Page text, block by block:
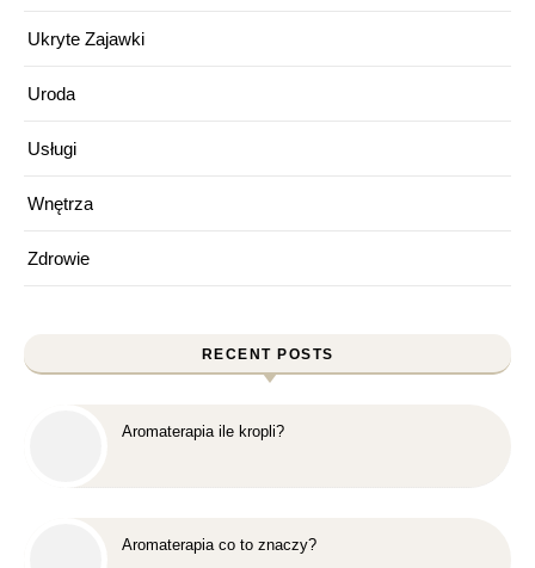
Ukryte Zajawki
Uroda
Usługi
Wnętrza
Zdrowie
RECENT POSTS
Aromaterapia ile kropli?
Aromaterapia co to znaczy?